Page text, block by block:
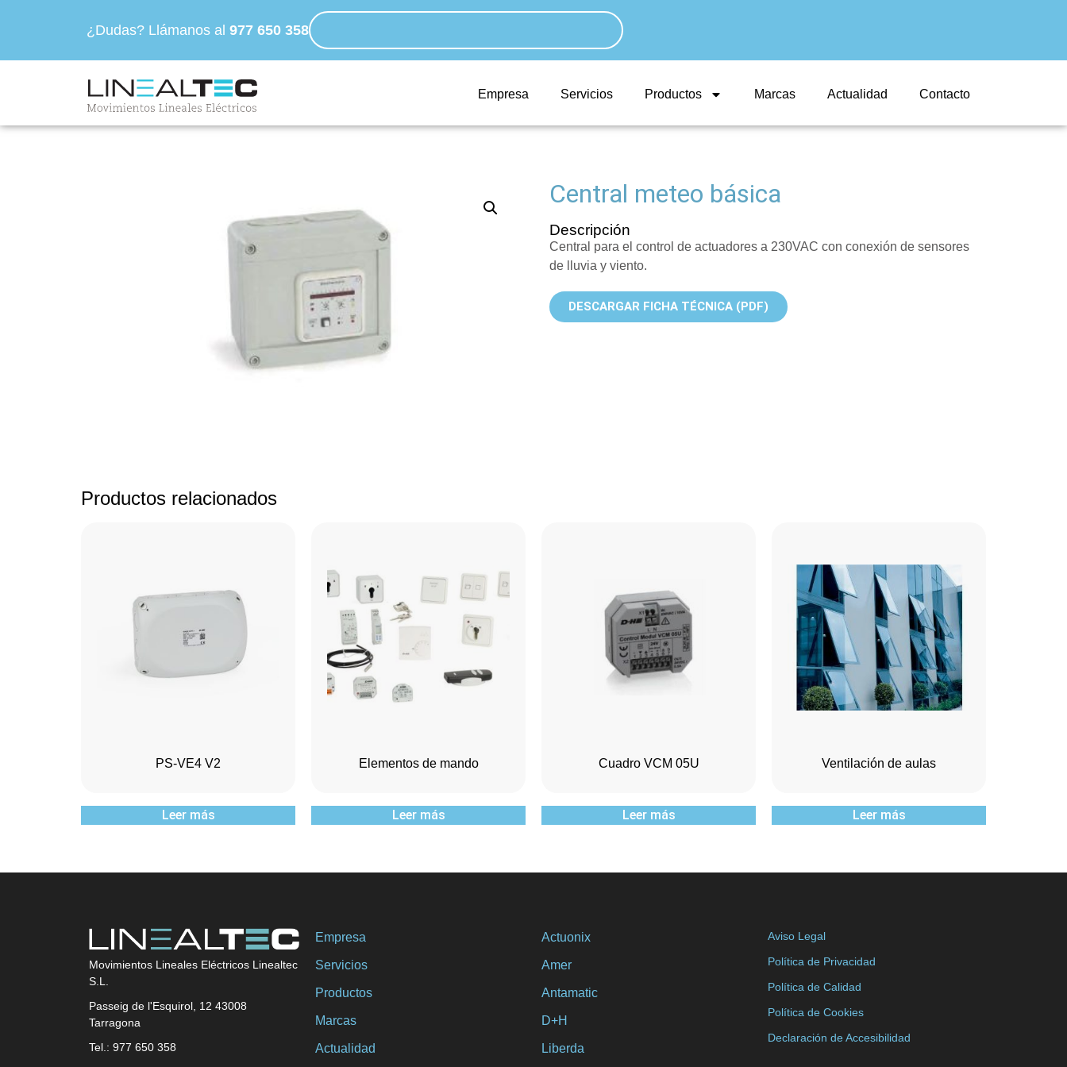
¿Dudas? Llámanos al 977 650 358
Empresa Servicios Productos Marcas Actualidad Contacto
Central meteo básica
Descripción
Central para el control de actuadores a 230VAC con conexión de sensores
de lluvia y viento.
DESCARGAR FICHA TÉCNICA (PDF)
Productos relacionados
PS-VE4 V2
Leer más
Elementos de mando
Leer más
Cuadro VCM 05U
Leer más
Ventilación de aulas
Leer más
Movimientos Lineales Eléctricos Linealtec
S.L.
Passeig de l'Esquirol, 12 43008
Tarragona
Tel.: 977 650 358
Empresa
Servicios
Productos
Marcas
Actualidad
Actuonix
Amer
Antamatic
D+H
Liberda
Aviso Legal
Política de Privacidad
Política de Calidad
Política de Cookies
Declaración de Accesibilidad